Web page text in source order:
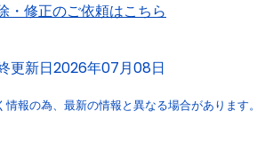
・修正のご依頼はこちら
更新日2026年07月08日
報の為、 最新の情報と異なる場合があります。